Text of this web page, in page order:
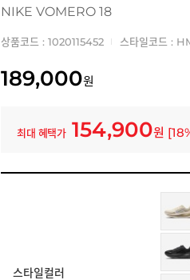
NIKE VOMERO 18
상품코드 : 1020115452 스타일코드 :
189,000원
최대 혜택가 154,900원 [18
로그인 후 등급 혜택을 확인하세요
모든 혜택이 적용된 금액으로, 실
스타일컬러